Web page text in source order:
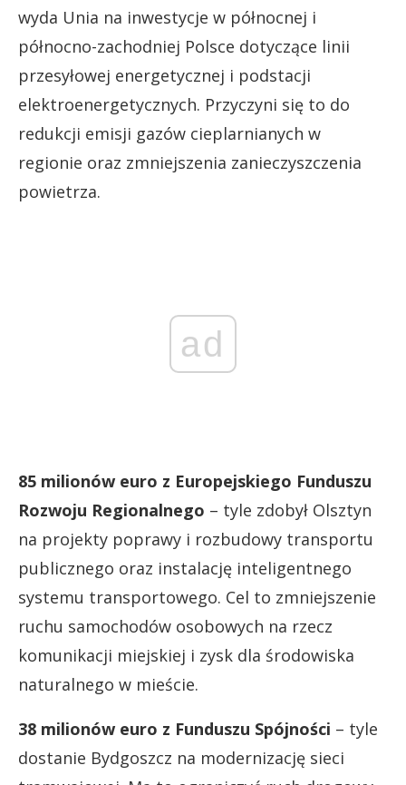
wyda Unia na inwestycje w północnej i
północno-zachodniej Polsce dotyczące linii
przesyłowej energetycznej i podstacji
elektroenergetycznych. Przyczyni się to do
redukcji emisji gazów cieplarnianych w
regionie oraz zmniejszenia zanieczyszczenia
powietrza.
ad
85 milionów euro z Europejskiego Funduszu
Rozwoju Regionalnego – tyle zdobył Olsztyn
na projekty poprawy i rozbudowy transportu
publicznego oraz instalację inteligentnego
systemu transportowego. Cel to zmniejszenie
ruchu samochodów osobowych na rzecz
komunikacji miejskiej i zysk dla środowiska
naturalnego w mieście.
38 milionów euro z Funduszu Spójności – tyle
dostanie Bydgoszcz na modernizację sieci